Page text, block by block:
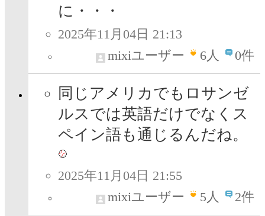
に・・・
2025年11月04日 21:13
mixiユーザー
6人 0件
同じアメリカでもロサンゼ
ルスでは英語だけでなくス
ペイン語も通じるんだね。
2025年11月04日 21:55
mixiユーザー
5人 2件